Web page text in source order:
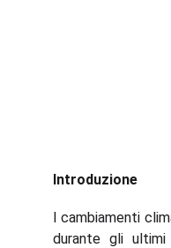
Introduzione
I cambiamenti
durante gli ultimi